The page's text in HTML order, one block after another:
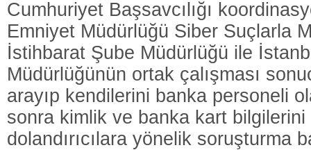
Cumhuriyet Başsavcılığı
Emniyet Müdürlüğü Siber Suçlarla
İstihbarat Şube Müdürlüğü ile
Müdürlüğünün ortak çalışması
arayıp kendilerini banka personeli
sonra kimlik ve banka kart bilgilerini
dolandırıcılara yönelik soruşturma